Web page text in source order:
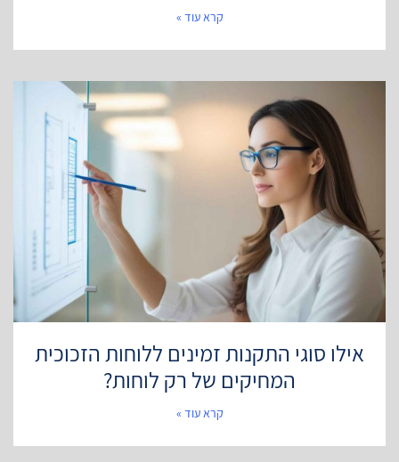
קרא עוד »
אילו סוגי התקנות זמינים ללוחות הזכוכית
המחיקים של רק לוחות?
קרא עוד »